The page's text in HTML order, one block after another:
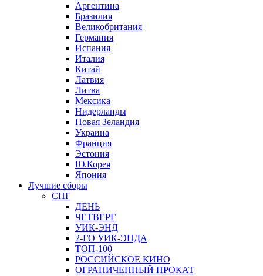
Аргентина
Бразилия
Великобритания
Германия
Испания
Италия
Китай
Латвия
Литва
Мексика
Нидерланды
Новая Зеландия
Украина
Франция
Эстония
Ю.Корея
Япония
Лучшие сборы
СНГ
ДЕНЬ
ЧЕТВЕРГ
УИК-ЭНД
2-ГО УИК-ЭНДА
ТОП-100
РОССИЙСКОЕ КИНО
ОГРАНИЧЕННЫЙ ПРОКАТ